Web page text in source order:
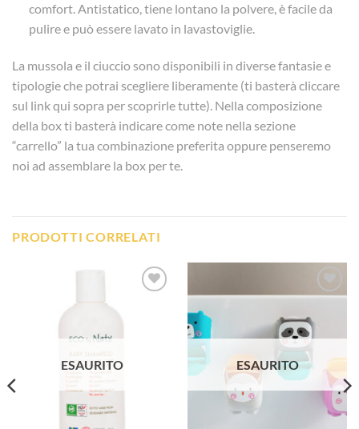
comfort. Antistatico, tiene lontano la polvere, è facile da
pulire e può essere lavato in lavastoviglie.
La mussola e il ciuccio sono disponibili in diverse fantasie e
tipologie che potrai scegliere liberamente (ti basterà cliccare
sul link qui sopra per scoprirle tutte). Nella composizione
della box ti basterà indicare come note nella sezione
“carrello” la tua combinazione preferita oppure penseremo
noi ad assemblare la box per te.
PRODOTTI CORRELATI
ESAURITO
dei
desideri
ESAURITO